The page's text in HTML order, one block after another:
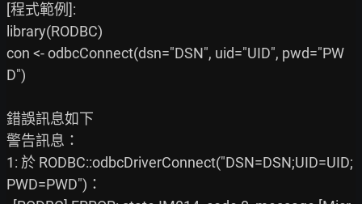
[程式範例]:
library(RODBC)
con <- odbcConnect(dsn="DSN", uid="UID", pwd="PW
D")
錯誤訊息如下
警告訊息：
1: 於 RODBC::odbcDriverConnect("DSN=DSN;UID=UID;
PWD=PWD")：